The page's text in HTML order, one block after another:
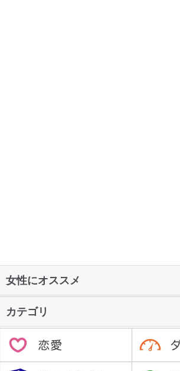
女性にオススメ
カテゴリ